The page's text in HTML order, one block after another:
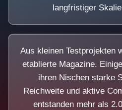
langfristiger
Aus kleinen Testprojekten
etablierte Magazine.
ihren Nischen starke
Reichweite und aktive
entstanden mehr als